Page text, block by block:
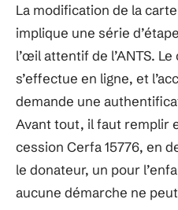
La modification de la
implique une série
l’œil attentif de l’ANTS.
s’effectue en ligne, et
demande une
Avant tout, il faut remplir
cession Cerfa 15776, en
le donateur, un pour
aucune démarche ne